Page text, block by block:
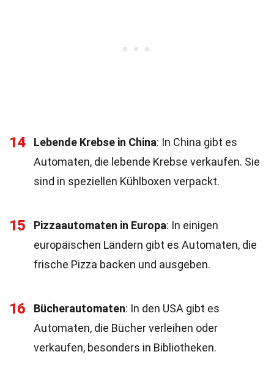
14 Lebende Krebse in China: In China gibt es
Automaten, die lebende Krebse verkaufen. Sie
sind in speziellen Kühlboxen verpackt.
15 Pizzaautomaten in Europa: In einigen
europäischen Ländern gibt es Automaten, die
frische Pizza backen und ausgeben.
16 Bücherautomaten: In den USA gibt es
Automaten, die Bücher verleihen oder
verkaufen, besonders in Bibliotheken.